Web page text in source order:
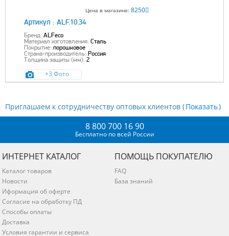
Цена в магазине: 8250
Артикул : ALF.10.34
Бренд: ALFeco
Материал изготовления: Сталь
Покрытие: порошковое
Страна-производитель: Россия
Толщина защиты (мм): 2
+3 Фото
Приглашаем к сотрудничеству оптовых клиентов ( )
8 800 700 16 90
Бесплатно по всей России
ИНТЕРНЕТ КАТАЛОГ
Каталог товаров
Новости
Иформация об оферте
Согласие на обработку ПД
Способы оплаты
Доставка
Условия гарантии и сервиса
ПОМОЩЬ ПОКУПАТЕЛЮ
FAQ
База знаний